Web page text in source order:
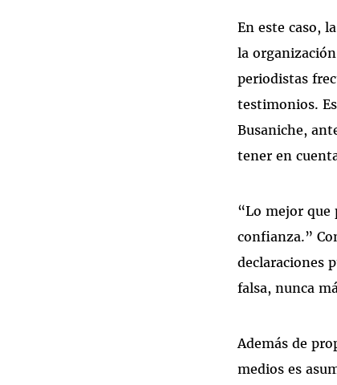
En este caso,
la
periodistas
testimonios.
Busaniche,
tener en
“Lo mejor que
confianza.”
declaraciones
falsa, nunca
Además de
medios es